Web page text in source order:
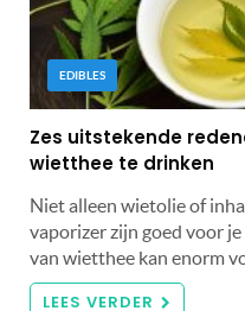
EDIBLES
Zes uitstekende
wietthee te drinken
Niet alleen wietolie of
vaporizer zijn goed voor
van wietthee kan enorm
LEES VERDER